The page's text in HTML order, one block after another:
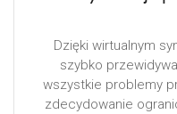
Dzięki wirtualnym
szybko
wszystkie problemy
zdecydowanie